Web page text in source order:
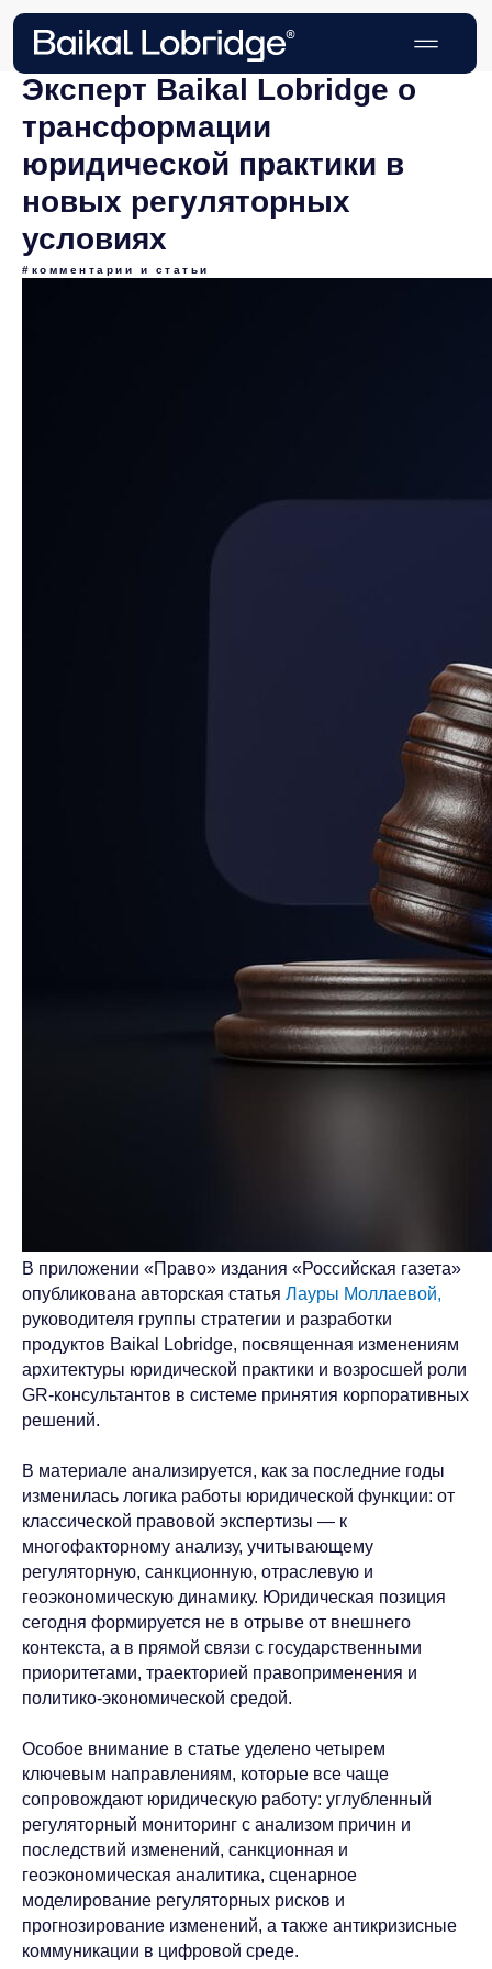
Эксперт Baikal Lobridge о
трансформации
юридической практики в
новых регуляторных
условиях
#комментарии и статьи
В приложении «Право» издания «Российская газета»
опубликована авторская статья Лауры Моллаевой,
руководителя группы стратегии и разработки
продуктов Baikal Lobridge, посвященная изменениям
архитектуры юридической практики и возросшей роли
GR-консультантов в системе принятия корпоративных
решений.
В материале анализируется, как за последние годы
изменилась логика работы юридической функции: от
классической правовой экспертизы — к
многофакторному анализу, учитывающему
регуляторную, санкционную, отраслевую и
геоэкономическую динамику. Юридическая позиция
сегодня формируется не в отрыве от внешнего
контекста, а в прямой связи с государственными
приоритетами, траекторией правоприменения и
политико-экономической средой.
Особое внимание в статье уделено четырем
ключевым направлениям, которые все чаще
сопровождают юридическую работу: углубленный
регуляторный мониторинг с анализом причин и
последствий изменений, санкционная и
геоэкономическая аналитика, сценарное
моделирование регуляторных рисков и
прогнозирование изменений, а также антикризисные
коммуникации в цифровой среде.